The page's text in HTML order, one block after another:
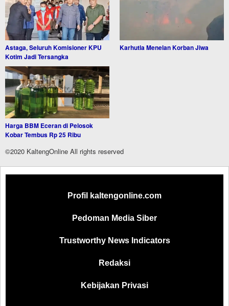
Astaga, Seluruh Komisioner KPU
Kotim Jadi Tersangka
Karhutla Menelan Korban Jiwa
Harga BBM Eceran di Pelosok
Kobar Tembus Rp 25 Ribu
©2020 KaltengOnline All rights reserved
Profil kaltengonline.com
Pedoman Media Siber
Trustworthy News Indicators
Redaksi
Kebijakan Privasi